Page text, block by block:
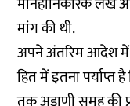
मांग की थी.
अपने अंतरिम आदेश में
हित में इतना